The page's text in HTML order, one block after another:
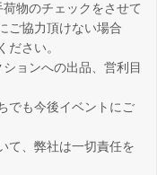
物のチェックをさせて
ご協力頂けない場合
ださい。
ョンへの出品、営利目
でも今後イベントにご
て、弊社は一切責任を